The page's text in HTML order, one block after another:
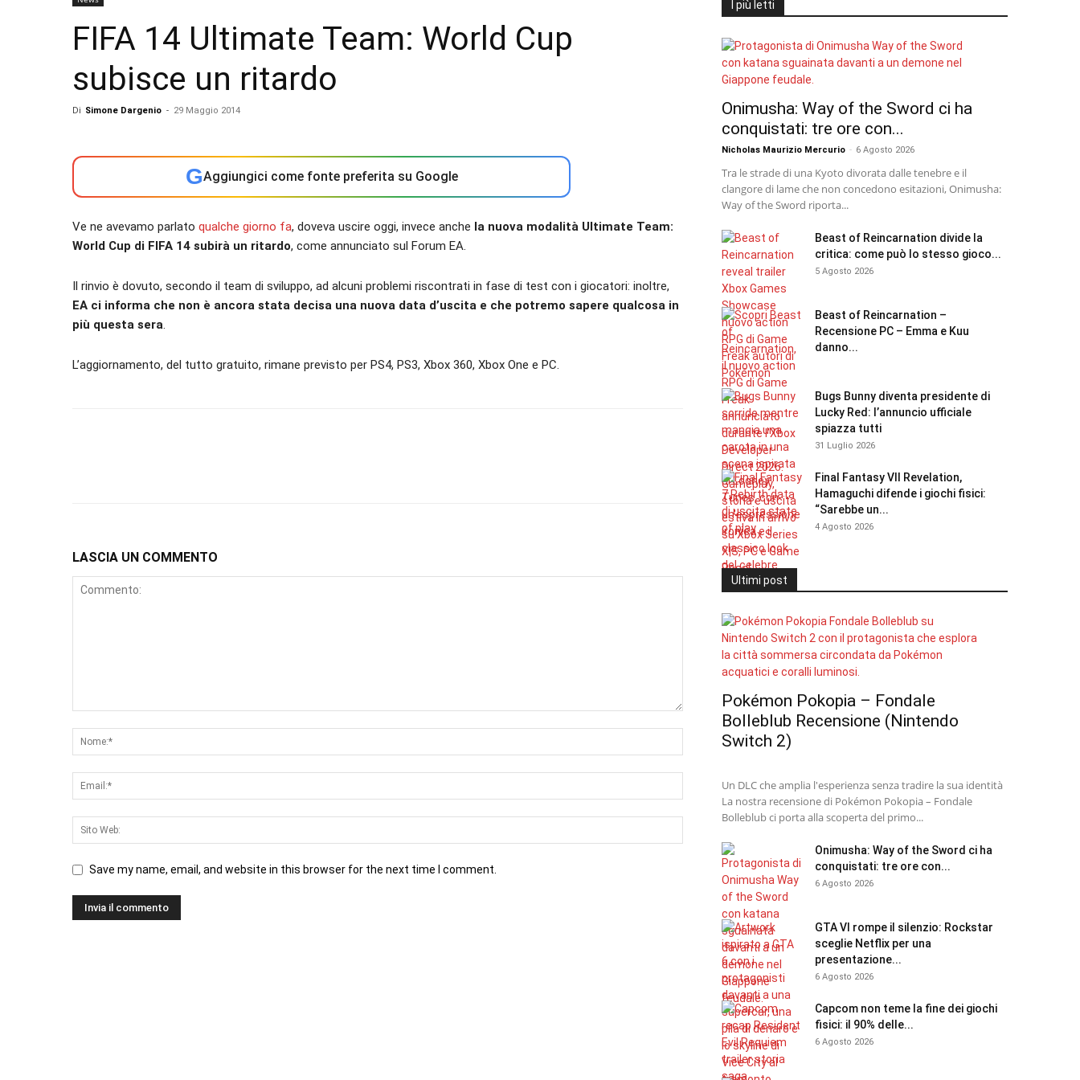
FIFA 14 Ultimate Team: World Cup
subisce un ritardo
Di Simone Dargenio - 29 Maggio 2014
GAggiungici come fonte preferita su Google
Ve ne avevamo parlato qualche giorno fa, doveva uscire oggi, invece anche la nuova modalità Ultimate Team:
World Cup di FIFA 14 subirà un ritardo, come annunciato sul Forum EA.
Il rinvio è dovuto, secondo il team di sviluppo, ad alcuni problemi riscontrati in fase di test con i giocatori: inoltre,
EA ci informa che non è ancora stata decisa una nuova data d’uscita e che potremo sapere qualcosa in
più questa sera.
L’aggiornamento, del tutto gratuito, rimane previsto per PS4, PS3, Xbox 360, Xbox One e PC.
LASCIA UN COMMENTO
Save my name, email, and website in this browser for the next time I comment.
I più letti
Onimusha: Way of the Sword ci ha
conquistati: tre ore con...
Nicholas Maurizio Mercurio - 6 Agosto 2026
Tra le strade di una Kyoto divorata dalle tenebre e il
clangore di lame che non concedono esitazioni, Onimusha:
Way of the Sword riporta...
Beast of Reincarnation divide la
critica: come può lo stesso gioco...
5 Agosto 2026
Beast of Reincarnation –
Recensione PC – Emma e Kuu
danno...
Bugs Bunny diventa presidente di
Lucky Red: l’annuncio ufficiale
spiazza tutti
31 Luglio 2026
Final Fantasy VII Revelation,
Hamaguchi difende i giochi fisici:
“Sarebbe un...
4 Agosto 2026
Ultimi post
Pokémon Pokopia – Fondale
Bolleblub Recensione (Nintendo
Switch 2)
Un DLC che amplia l'esperienza senza tradire la sua identità
La nostra recensione di Pokémon Pokopia – Fondale
Bolleblub ci porta alla scoperta del primo...
Onimusha: Way of the Sword ci ha
conquistati: tre ore con...
6 Agosto 2026
GTA VI rompe il silenzio: Rockstar
sceglie Netflix per una
presentazione...
6 Agosto 2026
Capcom non teme la fine dei giochi
fisici: il 90% delle...
6 Agosto 2026